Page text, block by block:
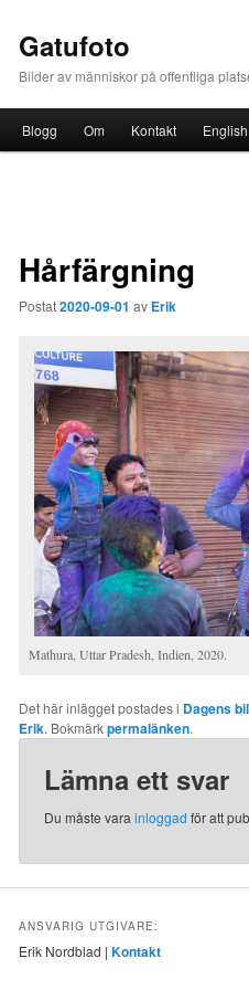
Gatufoto
Bilder av människor på offentliga
Hoppa till huvudinnehåll
Blogg Om Kontakt English
Hårfärgning
Postat2020-09-01 av Erik
Mathura, Uttar Pradesh, Indien, 2020.
Det här inlägget postades i Dagens
Erik. Bokmärkpermalänken.
Lämna ett svar
Du måste varainloggad för att
ANSVARIG UTGIVARE:
Erik Nordblad |Kontakt